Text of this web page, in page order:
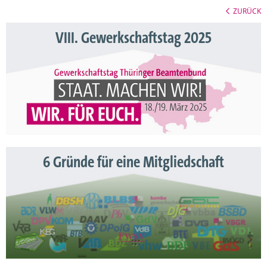
ZURÜCK
VIII. Gewerkschaftstag 2025
6 Gründe für eine Mitgliedschaft